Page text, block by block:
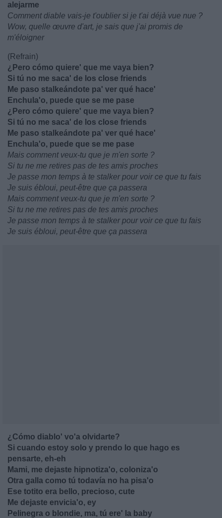
alejarme
Comment diable vais-je t'oublier si je t'ai déjà vue nue ?
Wow, quelle œuvre d'art, je sais que j'ai promis de
m'éloigner
(Refrain)
¿Pero cómo quiere' que me vaya bien?
Si tú no me saca' de los close friends
Me paso stalkeándote pa' ver qué hace'
Enchula'o, puede que se me pase
¿Pero cómo quiere' que me vaya bien?
Si tú no me saca' de los close friends
Me paso stalkeándote pa' ver qué hace'
Enchula'o, puede que se me pase
Mais comment veux-tu que je m'en sorte ?
Si tu ne me retires pas de tes amis proches
Je passe mon temps à te stalker pour voir ce que tu fais
Je suis ébloui, peut-être que ça passera
Mais comment veux-tu que je m'en sorte ?
Si tu ne me retires pas de tes amis proches
Je passe mon temps à te stalker pour voir ce que tu fais
Je suis ébloui, peut-être que ça passera
¿Cómo diablo' vo'a olvidarte?
Si cuando estoy solo y prendo lo que hago es
pensarte, eh-eh
Mami, me dejaste hipnotiza'o, coloniza'o
Otra galla como tú todavía no ha pisa'o
Ese totito era bello, precioso, cute
Me dejaste envicia'o, ey
Pelinegra o blondie, ma, tú ere' la baby